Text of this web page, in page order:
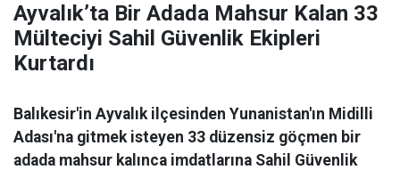
Ayvalık’ta Bir Adada Mahsur Kalan 33
Mülteciyi Sahil Güvenlik Ekipleri
Kurtardı
Balıkesir'in Ayvalık ilçesinden Yunanistan'ın Midilli
Adası'na gitmek isteyen 33 düzensiz göçmen bir
adada mahsur kalınca imdatlarına Sahil Güvenlik